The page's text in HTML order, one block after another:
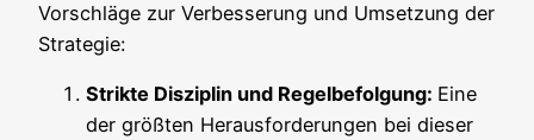
Vor­schlä­ge zur Ver­bes­se­rung und Umset­zung der
Strategie:
Strik­te Dis­zi­plin und Regel­be­fol­gung: Eine
der größ­ten Her­aus­for­de­run­gen bei die­ser